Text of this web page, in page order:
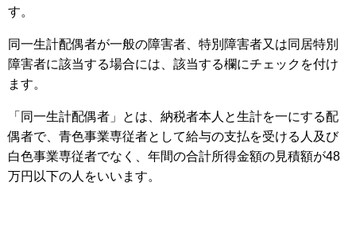
す。
同一生計配偶者が一般の障害者、特別障害者又は同居特別
障害者に該当する場合には、該当する欄にチェックを付け
ます。
「同一生計配偶者」とは、納税者本人と生計を一にする配
偶者で、青色事業専従者として給与の支払を受ける人及び
白色事業専従者でなく、年間の合計所得金額の見積額が48
万円以下の人をいいます。